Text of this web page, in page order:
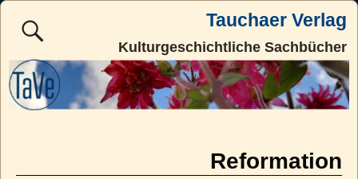
Tauchaer Verlag
Kulturgeschichtliche Sachbücher
Reformation